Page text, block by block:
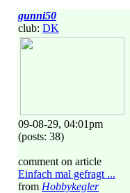
gunni50
club: DK
09-08-29, 04:01pm
(posts: 38)
comment on article
Einfach mal gefragt ...
from Hobbykegler